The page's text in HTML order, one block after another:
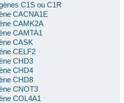
C1S ou C1R
CACNA1E
CAMK2A
CAMTA1
CASK
CELF2
CHD3
CHD4
CHD8
CNOT3
COL4A1